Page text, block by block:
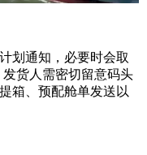
通知，必要时会取
货人需密切留意码头
箱、预配舱单发送以